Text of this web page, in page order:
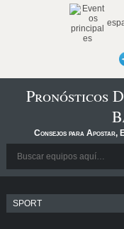
Pronósticos
Consejos para Apostar,